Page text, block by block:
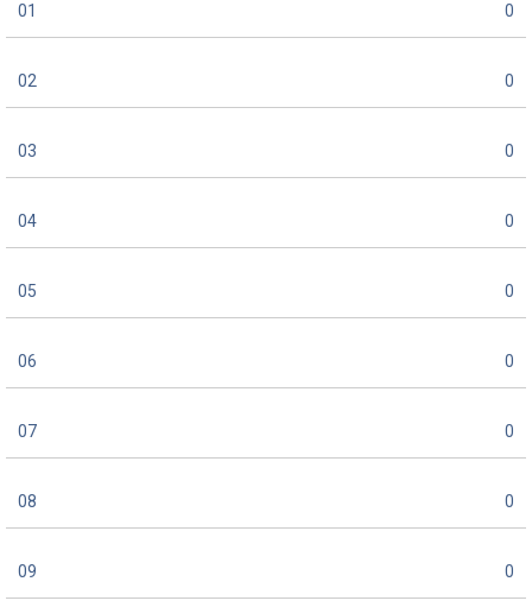
01 0
02 0
03 0
04 0
05 0
06 0
07 0
08 0
09 0